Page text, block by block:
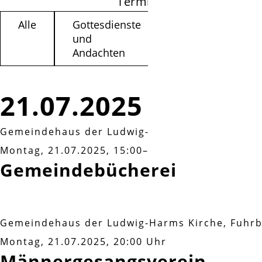
21.07.2025
Alle
Gottesdienste
und
Andachten
Gemeindehaus der Ludwig-Harms Kirche,
Montag, 21.07.2025, 15:00–17:00 Uhr
Gemeindebücherei
Gemeindehaus der Ludwig-Harms Kirche,
Montag, 21.07.2025, 20:00 Uhr